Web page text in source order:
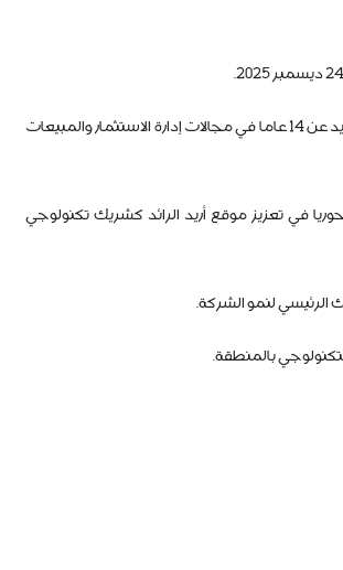
يُعد العمادي من الكوادر القيادية البارزة في قطاع الاتصالات وتكنولوجيا المعلومات بدولة قطر، حيث يتمتع بخبرة تراكمية تزيد عن 14 عاما في مجالات إدارة الاستثمار والمبيعات
في تعزيز موقع أريد الرائد كشريك تكنولوجي
الرئيسي لنمو الشركة.
بالمنطقة.